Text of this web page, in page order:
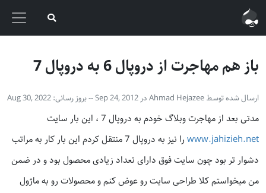
باز هم مهاجرت از دروپال 6 به دروپال 7
ارسال شده توسطAhmad HejazeeدرSep 24, 2012-- بروز رسانی:‌Aug 30, 2022
مدتی بعد از مهاجرت وبلاگ خودم به دروپال 7 ، این بار سایت
www.jahizieh.net
را نیز به دروپال 7 منتقل کردم این بار کار به مراتب
دشوار تر بود چون سایت فوق دارای تعداد زیادی محصول بود و در ضمن
من میخواستم کلا طراحی سایت رو عوض کنم و محصولات رو به ماژول